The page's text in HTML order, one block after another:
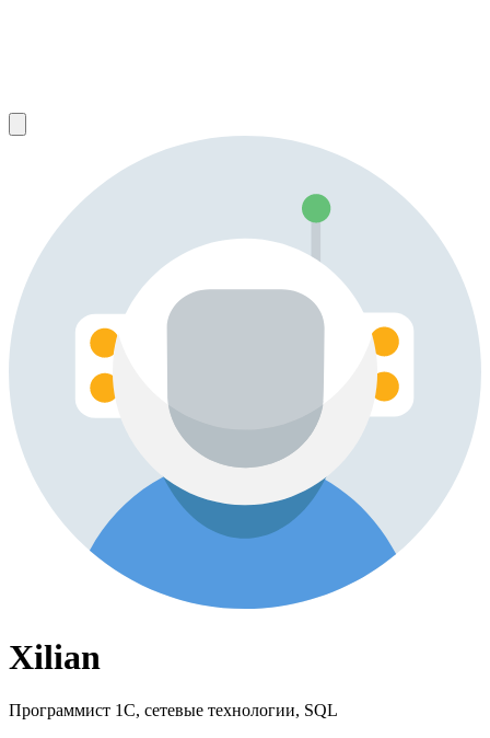
Xilian
Программист 1С, сетевые технологии, SQL